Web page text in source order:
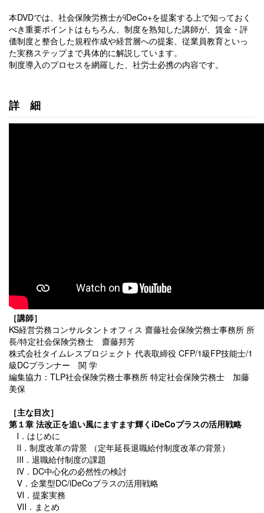
本DVDでは、社会保険労務士がiDeCo+を提案する上で知っておく
べき重要ポイントはもちろん、制度を熟知した講師が、賃金・評
価制度と整合した規程作成や経営層への提案、従業員教育といっ
た実務ステップまで具体的に解説しています。
制度導入のプロセスを網羅した、社労士必携の内容です。
詳細
［講師］
KS経営労務コンサルタントオフィス 齋藤社会保険労務士事務所 所
長/特定社会保険労務士 齋藤邦芳
株式会社タイムレスプロジェクト 代表取締役 CFP/1級FP技能士/1
級DCプランナー 関 学
編集協力： TLP社会保険労務士事務所 特定社会保険労務士 加藤
美保
［主な目次］
第１章 法改正を追い風にますます輝くiDeCoプラスの活用戦略
Ⅰ．はじめに
Ⅱ．制度改革の背景 （定年延長退職給付制度改革の背景）
Ⅲ．退職給付制度の課題
Ⅳ．DC中心化の必然性の検討
Ⅴ．企業型DC/iDeCoプラスの活用戦略
Ⅵ．提案実務
Ⅶ．まとめ